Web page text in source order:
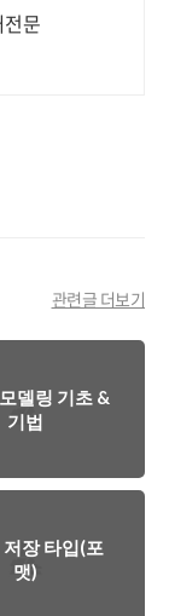
문
관련글 더보기
델링 기초 &
기법
장 타입(포
맷)